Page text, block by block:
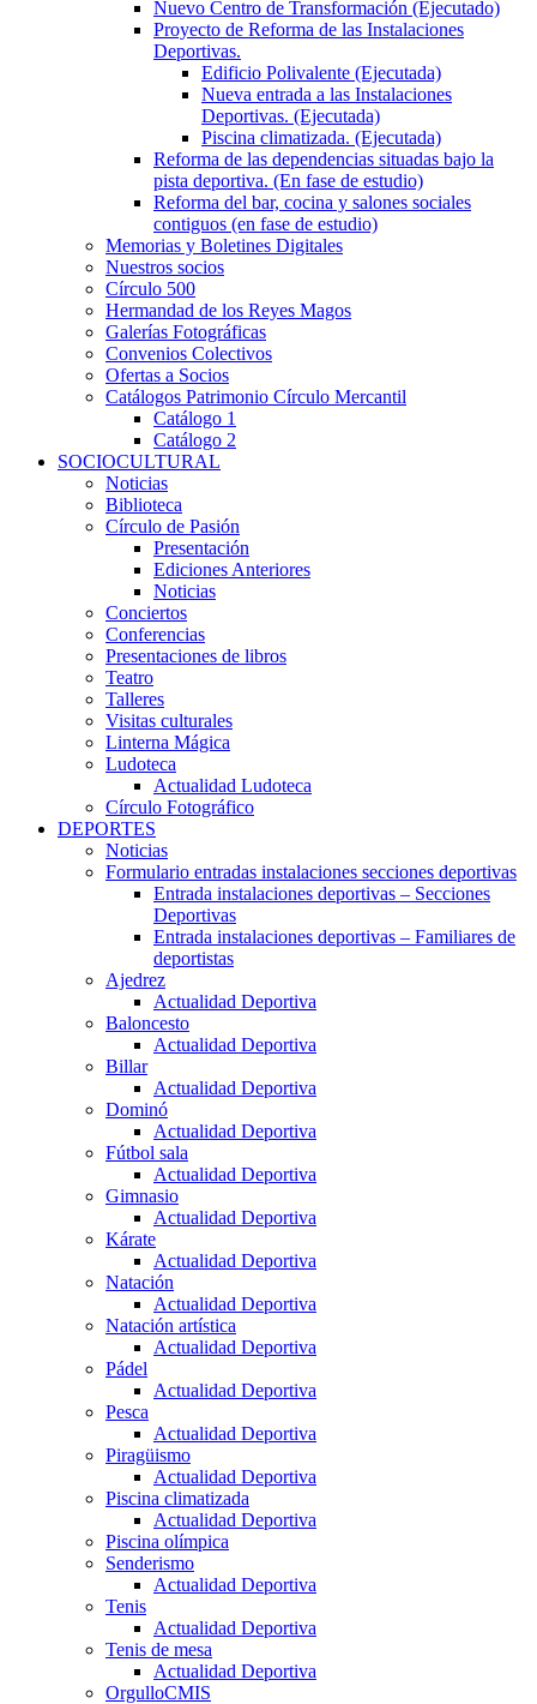
Nuevo Centro de Transformación (Ejecutado)
Proyecto de Reforma de las Instalaciones
Deportivas.
Edificio Polivalente (Ejecutada)
Nueva entrada a las Instalaciones
Deportivas. (Ejecutada)
Piscina climatizada. (Ejecutada)
Reforma de las dependencias situadas bajo la
pista deportiva. (En fase de estudio)
Reforma del bar, cocina y salones sociales
contiguos (en fase de estudio)
Memorias y Boletines Digitales
Nuestros socios
Círculo 500
Hermandad de los Reyes Magos
Galerías Fotográficas
Convenios Colectivos
Ofertas a Socios
Catálogos Patrimonio Círculo Mercantil
Catálogo 1
Catálogo 2
SOCIOCULTURAL
Noticias
Biblioteca
Círculo de Pasión
Presentación
Ediciones Anteriores
Noticias
Conciertos
Conferencias
Presentaciones de libros
Teatro
Talleres
Visitas culturales
Linterna Mágica
Ludoteca
Actualidad Ludoteca
Círculo Fotográfico
DEPORTES
Noticias
Formulario entradas instalaciones secciones deportivas
Entrada instalaciones deportivas – Secciones
Deportivas
Entrada instalaciones deportivas – Familiares de
deportistas
Ajedrez
Actualidad Deportiva
Baloncesto
Actualidad Deportiva
Billar
Actualidad Deportiva
Dominó
Actualidad Deportiva
Fútbol sala
Actualidad Deportiva
Gimnasio
Actualidad Deportiva
Kárate
Actualidad Deportiva
Natación
Actualidad Deportiva
Natación artística
Actualidad Deportiva
Pádel
Actualidad Deportiva
Pesca
Actualidad Deportiva
Piragüismo
Actualidad Deportiva
Piscina climatizada
Actualidad Deportiva
Piscina olímpica
Senderismo
Actualidad Deportiva
Tenis
Actualidad Deportiva
Tenis de mesa
Actualidad Deportiva
OrgulloCMIS